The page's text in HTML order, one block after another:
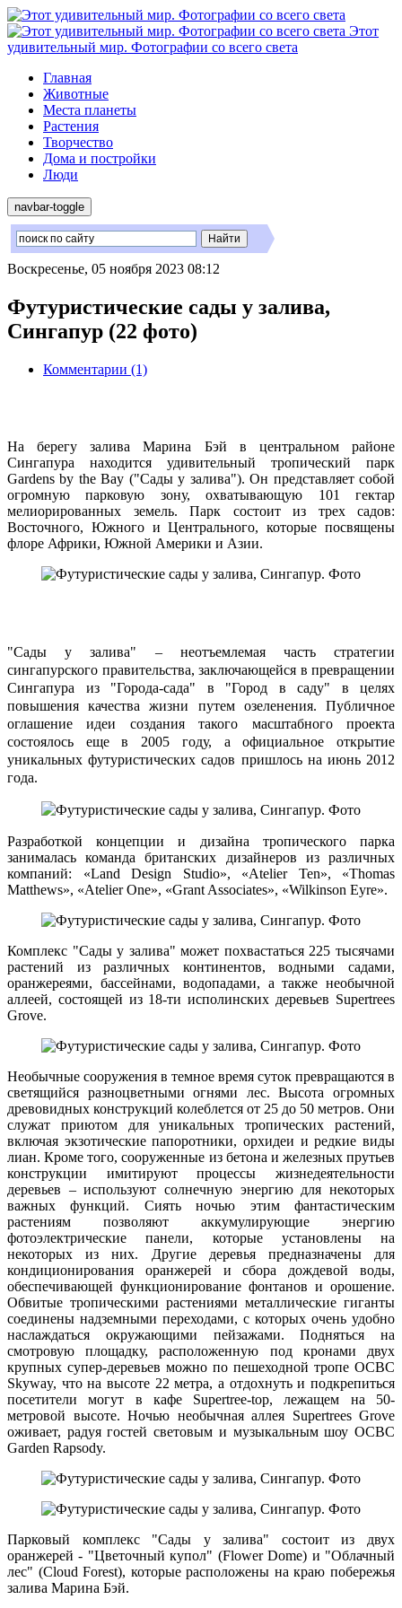
Этот
удивительный мир. Фотографии со всего света
Главная
Животные
Места планеты
Растения
Творчество
Дома и постройки
Люди
navbar-toggle
Воскресенье, 05 ноября 2023 08:12
Футуристические сады у залива,
Сингапур (22 фото)
Комментарии (1)
На берегу залива Марина Бэй в центральном районе
Сингапура находится удивительный тропический парк
Gardens by the Bay ("Сады у залива"). Он представляет собой
огромную парковую зону, охватывающую 101 гектар
мелиорированных земель. Парк состоит из трех садов:
Восточного, Южного и Центрального, которые посвящены
флоре Африки, Южной Америки и Азии.
"Сады у залива" – неотъемлемая часть стратегии
сингапурского правительства, заключающейся в превращении
Сингапура из "Города-сада" в "Город в саду" в целях
повышения качества жизни путем озеленения. Публичное
оглашение идеи создания такого масштабного проекта
состоялось еще в 2005 году, а официальное открытие
уникальных футуристических садов пришлось на июнь 2012
года.
Разработкой концепции и дизайна тропического парка
занималась команда британских дизайнеров из различных
компаний: «Land Design Studio», «Atelier Ten», «Thomas
Matthews», «Atelier One», «Grant Associates», «Wilkinson Eyre».
Комплекс "Сады у залива" может похвастаться 225 тысячами
растений из различных континентов, водными садами,
оранжереями, бассейнами, водопадами, а также необычной
аллеей, состоящей из 18-ти исполинских деревьев Supertrees
Grove.
Необычные сооружения в темное время суток превращаются в
светящийся разноцветными огнями лес. Высота огромных
древовидных конструкций колеблется от 25 до 50 метров. Они
служат приютом для уникальных тропических растений,
включая экзотические папоротники, орхидеи и редкие виды
лиан. Кроме того, сооруженные из бетона и железных прутьев
конструкции имитируют процессы жизнедеятельности
деревьев – используют солнечную энергию для некоторых
важных функций. Сиять ночью этим фантастическим
растениям позволяют аккумулирующие энергию
фотоэлектрические панели, которые установлены на
некоторых из них. Другие деревья предназначены для
кондиционирования оранжерей и сбора дождевой воды,
обеспечивающей функционирование фонтанов и орошение.
Обвитые тропическими растениями металлические гиганты
соединены надземными переходами, с которых очень удобно
наслаждаться окружающими пейзажами. Подняться на
смотровую площадку, расположенную под кронами двух
крупных супер-деревьев можно по пешеходной тропе OCBC
Skyway, что на высоте 22 метра, а отдохнуть и подкрепиться
посетители могут в кафе Supertree-top, лежащем на 50-
метровой высоте. Ночью необычная аллея Supertrees Grove
оживает, радуя гостей световым и музыкальным шоу OCBC
Garden Rapsody.
Парковый комплекс "Сады у залива" состоит из двух
оранжерей - "Цветочный купол" (Flower Dome) и "Облачный
лес" (Cloud Forest), которые расположены на краю побережья
залива Марина Бэй.